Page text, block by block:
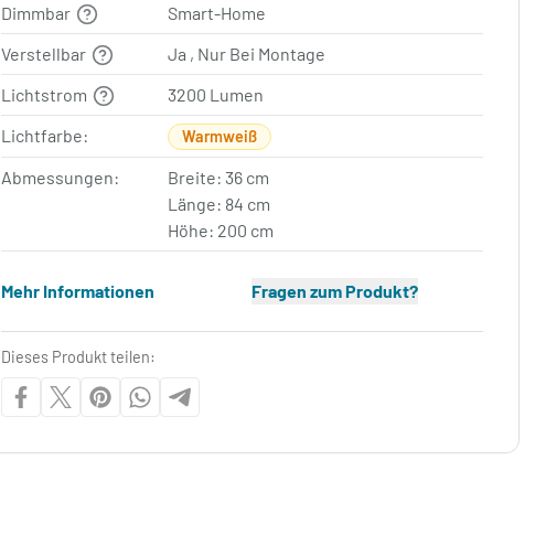
Dimmbar
Smart-Home
Verstellbar
Ja , Nur Bei Montage
Lichtstrom
3200 Lumen
Lichtfarbe:
Warmweiß
Abmessungen:
Breite: 36 cm
Länge: 84 cm
Höhe: 200 cm
Mehr Informationen Fragen zum Produkt?
Dieses Produkt teilen: